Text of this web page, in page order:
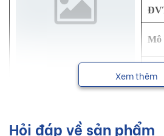
Mô
dụng
Xem thêm
Hỏi đáp về sản phẩm